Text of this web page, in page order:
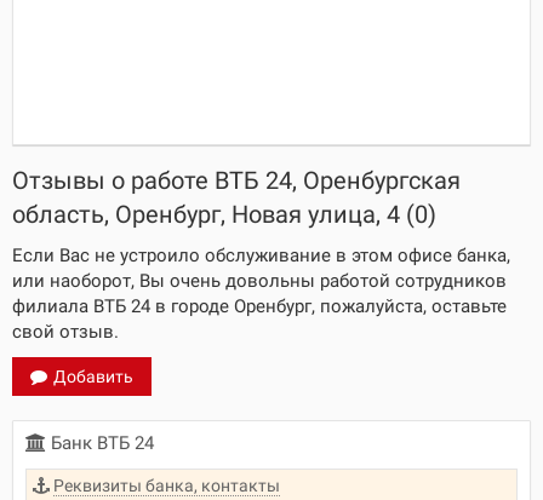
Отзывы о работе ВТБ 24, Оренбургская
область, Оренбург, Новая улица, 4 (0)
Если Вас не устроило обслуживание в этом офисе банка,
или наоборот, Вы очень довольны работой сотрудников
филиала ВТБ 24 в городе Оренбург, пожалуйста, оставьте
свой отзыв.
Добавить
Банк ВТБ 24
Реквизиты банка, контакты